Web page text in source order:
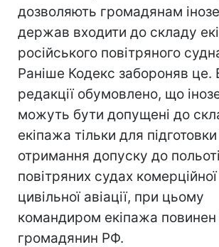
дозволяють громадянам
держав входити до складу
російського повітряного
Раніше Кодекс забороняв це.
редакції обумовлено, що
можуть бути допущені до
екіпажа тільки для підготовки
отримання допуску до
повітряних судах комерційної
цивільної авіації, при цьому
командиром екіпажа повинен
громадянин РФ.